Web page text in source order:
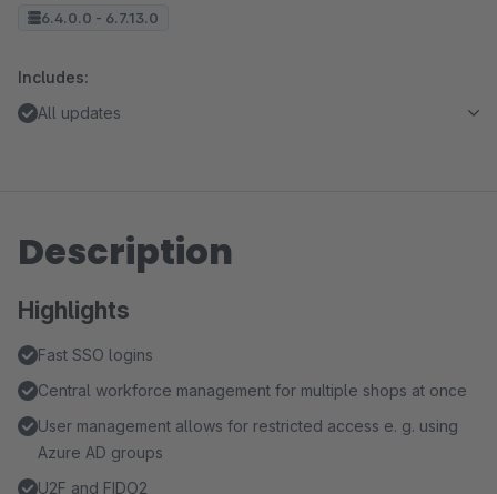
6.4.0.0 - 6.7.13.0
Includes:
All updates
Description
Highlights
Fast SSO logins
Central workforce management for multiple shops at once
User management allows for restricted access e. g. using
Azure AD groups
U2F and FIDO2